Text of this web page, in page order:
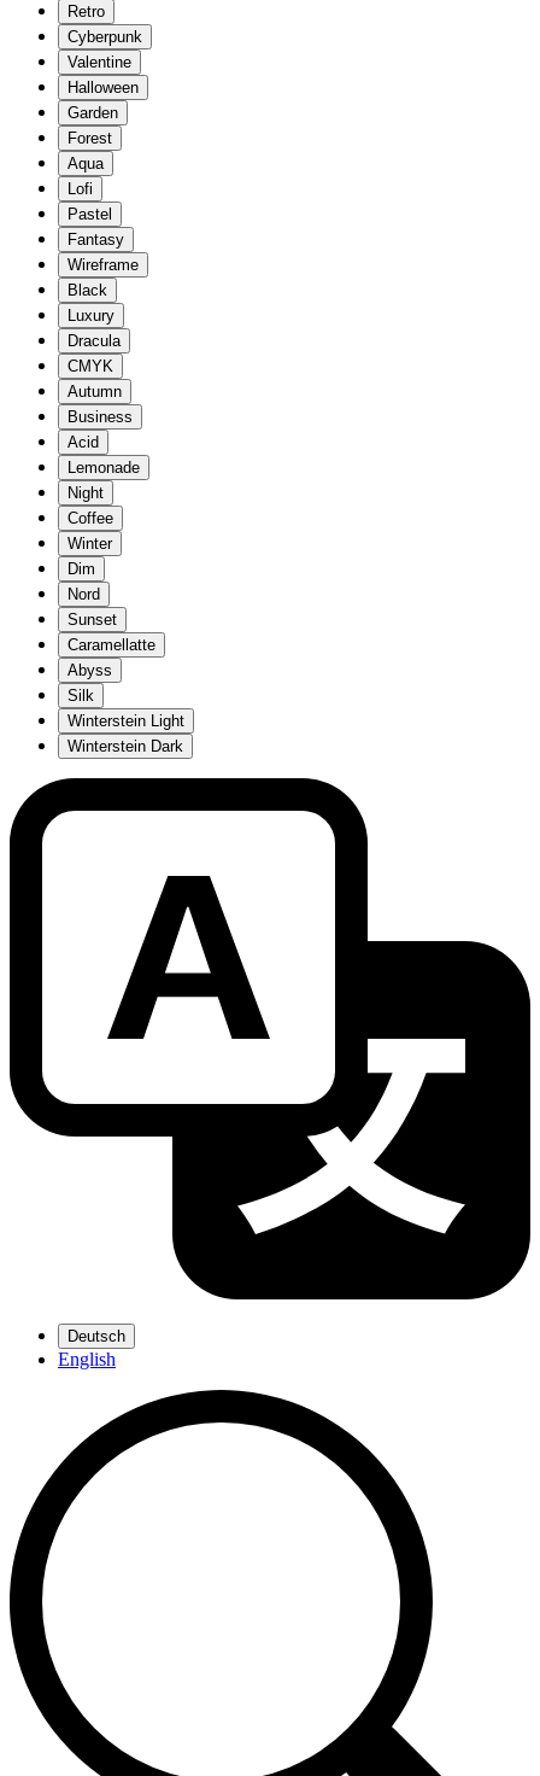
Retro
Cyberpunk
Valentine
Halloween
Garden
Forest
Aqua
Lofi
Pastel
Fantasy
Wireframe
Black
Luxury
Dracula
CMYK
Autumn
Business
Acid
Lemonade
Night
Coffee
Winter
Dim
Nord
Sunset
Caramellatte
Abyss
Silk
Winterstein Light
Winterstein Dark
Deutsch
English